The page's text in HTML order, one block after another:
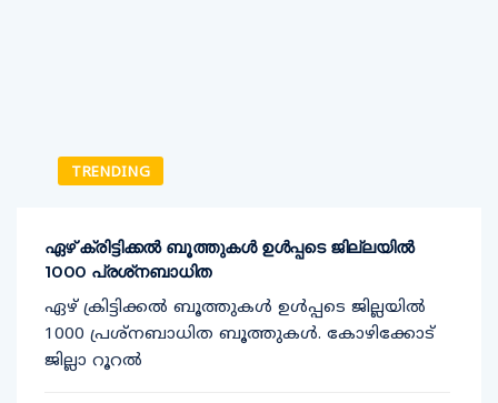
TRENDING
ഏഴ് ക്രിട്ടിക്കല്‍ ബൂത്തുകള്‍ ഉള്‍പ്പടെ ജില്ലയില്‍
1000 പ്രശ്‌നബാധിത
ഏഴ് ക്രിട്ടിക്കല്‍ ബൂത്തുകള്‍ ഉള്‍പ്പടെ ജില്ലയില്‍
1000 പ്രശ്‌നബാധിത ബൂത്തുകള്‍. കോഴിക്കോട്
ജില്ലാ റൂറല്‍